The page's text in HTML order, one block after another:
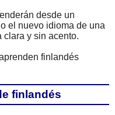
desde un
el nuevo idioma de una
clara y sin acento.
finlandés
finlandés